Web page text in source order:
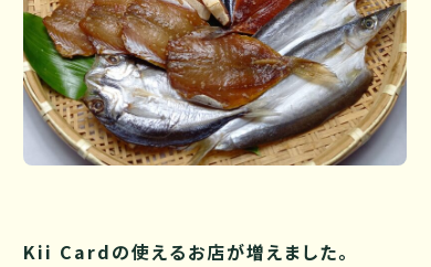
Kii Cardの使えるお店が増えました。